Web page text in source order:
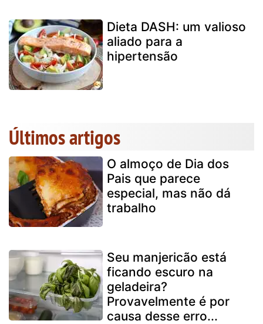
Dieta DASH: um valioso
aliado para a
hipertensão
Últimos artigos
O almoço de Dia dos
Pais que parece
especial, mas não dá
trabalho
Seu manjericão está
ficando escuro na
geladeira?
Provavelmente é por
causa desse erro...